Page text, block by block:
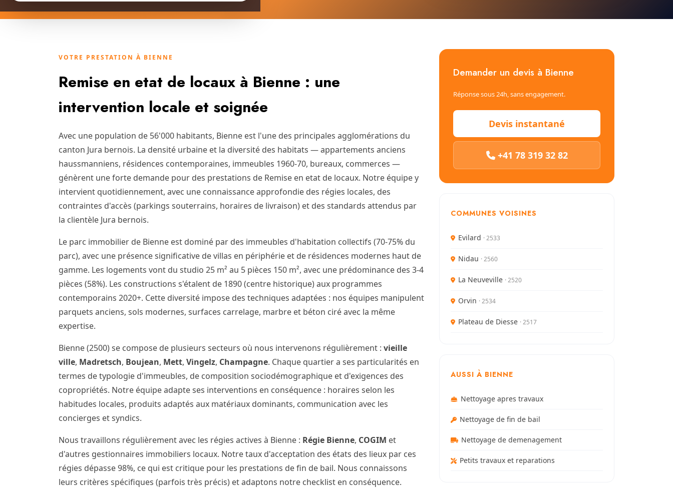
VOTRE PRESTATION À BIENNE
Remise en etat de locaux à Bienne : une
intervention locale et soignée
Avec une population de 56'000 habitants, Bienne est l'une des principales agglomérations du
canton Jura bernois. La densité urbaine et la diversité des habitats — appartements anciens
haussmanniens, résidences contemporaines, immeubles 1960-70, bureaux, commerces —
génèrent une forte demande pour des prestations de Remise en etat de locaux. Notre équipe y
intervient quotidiennement, avec une connaissance approfondie des régies locales, des
contraintes d'accès (parkings souterrains, horaires de livraison) et des standards attendus par
la clientèle Jura bernois.
Le parc immobilier de Bienne est dominé par des immeubles d'habitation collectifs (70-75% du
parc), avec une présence significative de villas en périphérie et de résidences modernes haut de
gamme. Les logements vont du studio 25 m² au 5 pièces 150 m², avec une prédominance des 3-4
pièces (58%). Les constructions s'étalent de 1890 (centre historique) aux programmes
contemporains 2020+. Cette diversité impose des techniques adaptées : nos équipes manipulent
parquets anciens, sols modernes, surfaces carrelage, marbre et béton ciré avec la même
expertise.
Bienne (2500) se compose de plusieurs secteurs où nous intervenons régulièrement : vieille
ville, Madretsch, Boujean, Mett, Vingelz, Champagne. Chaque quartier a ses particularités en
termes de typologie d'immeubles, de composition sociodémographique et d'exigences des
copropriétés. Notre équipe adapte ses interventions en conséquence : horaires selon les
habitudes locales, produits adaptés aux matériaux dominants, communication avec les
concierges et syndics.
Nous travaillons régulièrement avec les régies actives à Bienne : Régie Bienne, COGIM et
d'autres gestionnaires immobiliers locaux. Notre taux d'acceptation des états des lieux par ces
régies dépasse 98%, ce qui est critique pour les prestations de fin de bail. Nous connaissons
leurs critères spécifiques (parfois très précis) et adaptons notre checklist en conséquence.
Demander un devis à Bienne
Réponse sous 24h, sans engagement.
Devis instantané
+41 78 319 32 82
COMMUNES VOISINES
Evilard · 2533
Nidau · 2560
La Neuveville · 2520
Orvin · 2534
Plateau de Diesse · 2517
AUSSI À BIENNE
Nettoyage apres travaux
Nettoyage de fin de bail
Nettoyage de demenagement
Petits travaux et reparations